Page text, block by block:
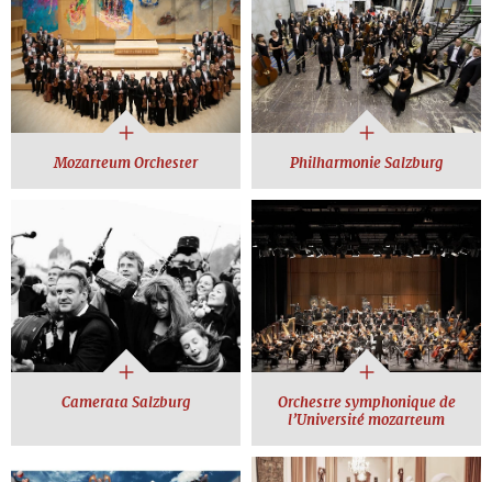
Mozarteum Orchester Philharmonie Salzburg
Camerata Salzburg
Orchestre symphonique de
l’Université mozarteum